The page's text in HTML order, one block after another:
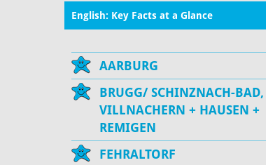
English: Key Facts at a Glance
AARBURG
BRUGG/ SCHINZNACH-BAD,
VILLNACHERN + HAUSEN +
REMIGEN
FEHRALTORF